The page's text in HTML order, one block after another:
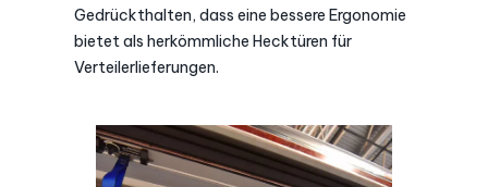
Gedrückthalten, dass eine bessere Ergonomie
bietet als herkömmliche Hecktüren für
Verteilerlieferungen.